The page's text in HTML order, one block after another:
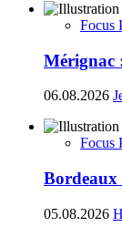
Focus
Mérignac
06.08.2026
Focus
Bordeaux
05.08.2026